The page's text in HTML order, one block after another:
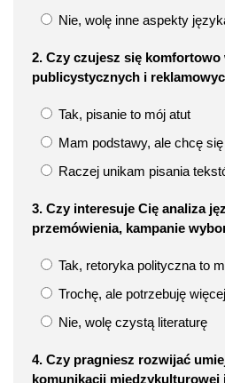
Nie, wolę inne aspekty
2. Czy czujesz się
publicystycznych i
Tak, pisanie to mój atut
Mam podstawy, ale chcę
Raczej unikam pisania
3. Czy interesuje Cię analiza
przemówienia, kampanie
Tak, retoryka polityczna to
Trochę, ale potrzebuję
Nie, wolę czystą literaturę
4. Czy pragniesz rozwijać
komunikacji międzykulturowej